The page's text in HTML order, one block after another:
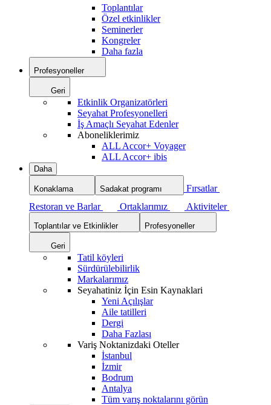
Toplantılar
Özel etkinlikler
Seminerler
Kongreler
Daha fazla
Profesyoneller
Geri
Etkinlik Organizatörleri
Seyahat Profesyonelleri
İş Amaçlı Seyahat Edenler
Aboneliklerimiz
ALL Accor+ Voyager
ALL Accor+ ibis
Daha
Konaklama Sadakat programı
Fırsatlar
Restoran ve Barlar
Ortaklarımız Aktiviteler
Toplantılar ve Etkinlikler Profesyoneller
Geri
Tatil köyleri
Sürdürülebilirlik
Markalarımız
Seyahatiniz İçin Esin Kaynaklari
Yeni Açılışlar
Aile tatilleri
Dergi
Daha Fazlası
Variş Noktanizdaki Oteller
İstanbul
İzmir
Bodrum
Antalya
Tüm varış noktalarını görün